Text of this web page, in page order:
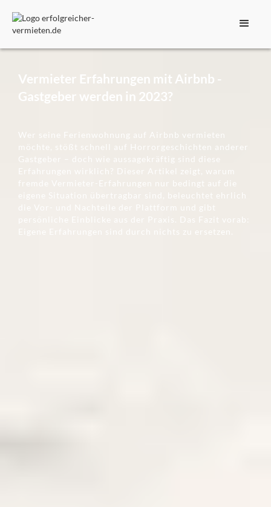
Vermieter Erfahrungen mit Airbnb -
Gastgeber werden in 2023?
Wer seine Ferienwohnung auf Airbnb vermieten
möchte, stößt schnell auf Horrorgeschichten anderer
Gastgeber – doch wie aussagekräftig sind diese
Erfahrungen wirklich? Dieser Artikel zeigt, warum
fremde Vermieter-Erfahrungen nur bedingt auf die
eigene Situation übertragbar sind, beleuchtet ehrlich
die Vor- und Nachteile der Plattform und gibt
persönliche Einblicke aus der Praxis. Das Fazit vorab:
Eigene Erfahrungen sind durch nichts zu ersetzen.